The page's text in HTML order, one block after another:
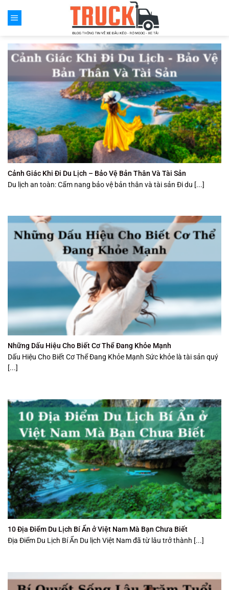
đến
dung
Cảnh Giác Khi Đi Du Lịch – Bảo Vệ Bản Thân Và Tài Sản
Du lịch an toàn: Cẩm nang bảo vệ bản thân và tài sản Đi du [...]
Những Dấu Hiệu Cho Biết Cơ Thể Đang Khỏe Mạnh
Dấu Hiệu Cho Biết Cơ Thể Đang Khỏe Mạnh Sức khỏe là tài sản quý
[...]
10 Địa Điểm Du Lịch Bí Ẩn ở Việt Nam Mà Bạn Chưa Biết
Địa Điểm Du Lịch Bí Ẩn Du lịch Việt Nam đã từ lâu trở thành [...]